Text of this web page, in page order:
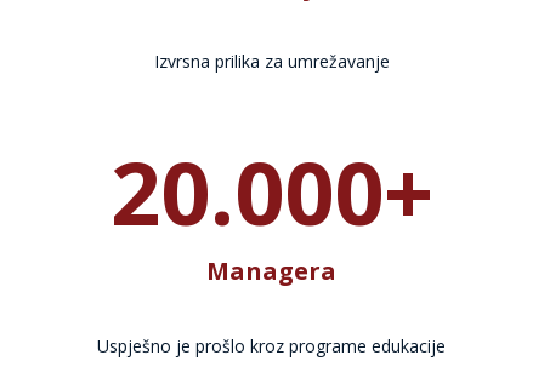
Izvrsna prilika za umrežavanje
20.000+
Managera
Uspješno je prošlo kroz programe edukacije